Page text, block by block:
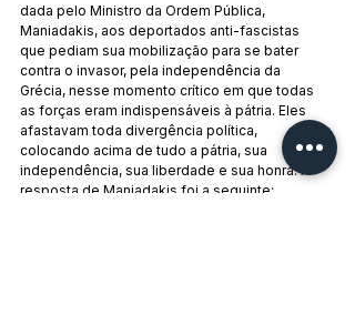
dada pelo Ministro da Ordem Pública,
Maniadakis, aos deportados anti-fascistas
que pediam sua mobilização para se bater
contra o invasor, pela independência da
Grécia, nesse momento crítico em que todas
as forças eram indispensáveis à pátria. Eles
afastavam toda divergência política,
colocando acima de tudo a pátria, sua
independência, sua liberdade e sua honra. A
resposta de Maniadakis foi a seguinte: